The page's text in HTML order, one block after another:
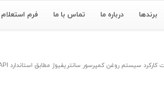
برندها درباره ما تماس با ما فرم استعلام